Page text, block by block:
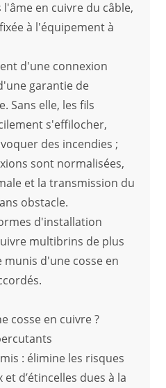
en cuivre du câble,
à l'équipement à
d'une connexion
garantie de
Sans elle, les fils
s'effilocher,
des incendies ;
sont normalisées,
et la transmission du
obstacle.
d'installation
multibrins de plus
munis d'une cosse en
cosse en cuivre ?
: élimine les risques
d’étincelles dues à la